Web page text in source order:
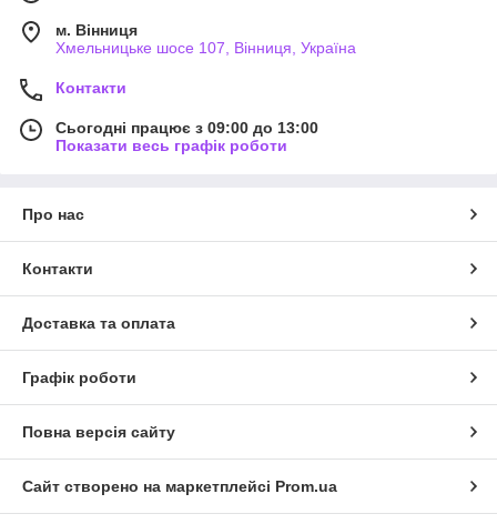
м. Вінниця
Хмельницьке шосе 107, Вінниця, Україна
Контакти
Сьогодні працює з 09:00 до 13:00
Показати весь графік роботи
Про нас
Контакти
Доставка та оплата
Графік роботи
Повна версія сайту
Сайт створено на маркетплейсі Prom.ua